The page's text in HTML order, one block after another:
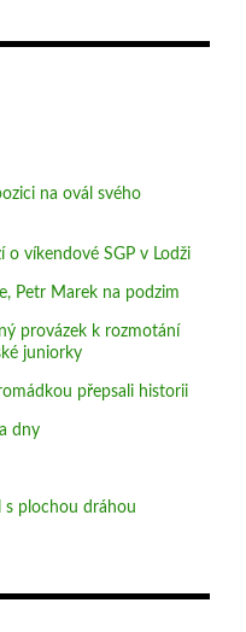
na ovál svého
o víkendové SGP v Lodži
Petr Marek na podzim
provázek k rozmotání
juniorky
přepsali historii
dny
s plochou dráhou